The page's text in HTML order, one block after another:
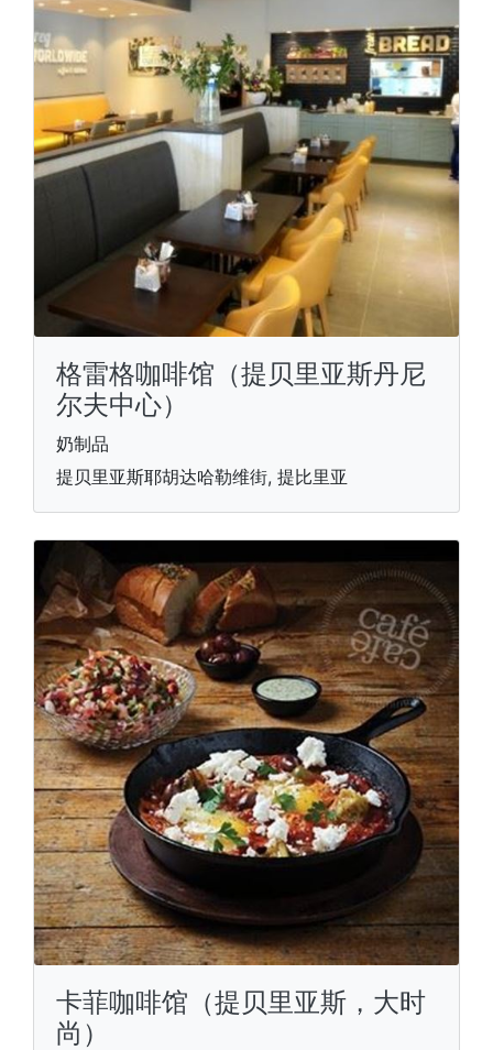
格雷格咖啡馆（提贝里亚斯丹尼
尔夫中心）
奶制品
提贝里亚斯耶胡达哈勒维街, 提比里亚
卡菲咖啡馆（提贝里亚斯，大时
尚）